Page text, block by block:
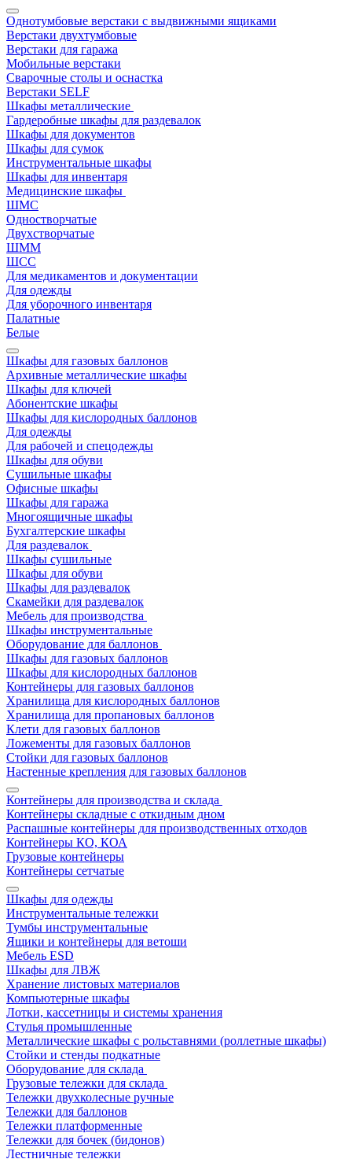
Однотумбовые верстаки с выдвижными ящиками
Верстаки двухтумбовые
Верстаки для гаража
Мобильные верстаки
Сварочные столы и оснастка
Верстаки SELF
Шкафы металлические
Гардеробные шкафы для раздевалок
Шкафы для документов
Шкафы для сумок
Инструментальные шкафы
Шкафы для инвентаря
Медицинские шкафы
ШМС
Одностворчатые
Двухстворчатые
ШММ
ШСС
Для медикаментов и документации
Для одежды
Для уборочного инвентаря
Палатные
Белые
Шкафы для газовых баллонов
Архивные металлические шкафы
Шкафы для ключей
Абонентские шкафы
Шкафы для кислородных баллонов
Для одежды
Для рабочей и спецодежды
Шкафы для обуви
Сушильные шкафы
Офисные шкафы
Шкафы для гаража
Многоящичные шкафы
Бухгалтерские шкафы
Для раздевалок
Шкафы сушильные
Шкафы для обуви
Шкафы для раздевалок
Скамейки для раздевалок
Мебель для производства
Шкафы инструментальные
Оборудование для баллонов
Шкафы для газовых баллонов
Шкафы для кислородных баллонов
Контейнеры для газовых баллонов
Хранилища для кислородных баллонов
Хранилища для пропановых баллонов
Клети для газовых баллонов
Ложементы для газовых баллонов
Стойки для газовых баллонов
Настенные крепления для газовых баллонов
Контейнеры для производства и склада
Контейнеры складные с откидным дном
Распашные контейнеры для производственных отходов
Контейнеры КО, КОА
Грузовые контейнеры
Контейнеры сетчатые
Шкафы для одежды
Инструментальные тележки
Тумбы инструментальные
Ящики и контейнеры для ветоши
Мебель ESD
Шкафы для ЛВЖ
Хранение листовых материалов
Компьютерные шкафы
Лотки, кассетницы и системы хранения
Стулья промышленные
Металлические шкафы с рольставнями (роллетные шкафы)
Стойки и стенды подкатные
Оборудование для склада
Грузовые тележки для склада
Тележки двухколесные ручные
Тележки для баллонов
Тележки платформенные
Тележки для бочек (бидонов)
Лестничные тележки